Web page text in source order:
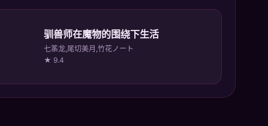
驯兽师在魔物的围绕下生活
七筿龙,尾切美月,竹花ノート
★ 9.4